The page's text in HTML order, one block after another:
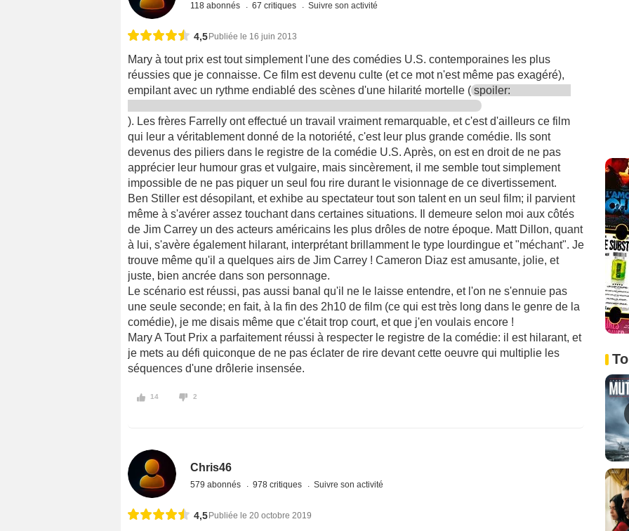
118 abonnés 67 critiques Suivre son activité
4,5 Publiée le 16 juin 2013
Mary à tout prix est tout simplement l'une des comédies U.S. contemporaines les plus
réussies que je connaisse. Ce film est devenu culte (et ce mot n'est même pas exagéré),
empilant avec un rythme endiablé des scènes d'une hilarité mortelle ( spoiler:
). Les frères Farrelly ont effectué un travail vraiment remarquable, et c'est d'ailleurs ce film
qui leur a véritablement donné de la notoriété, c'est leur plus grande comédie. Ils sont
devenus des piliers dans le registre de la comédie U.S. Après, on est en droit de ne pas
apprécier leur humour gras et vulgaire, mais sincèrement, il me semble tout simplement
impossible de ne pas piquer un seul fou rire durant le visionnage de ce divertissement.
Ben Stiller est désopilant, et exhibe au spectateur tout son talent en un seul film; il parvient
même à s'avérer assez touchant dans certaines situations. Il demeure selon moi aux côtés
de Jim Carrey un des acteurs américains les plus drôles de notre époque. Matt Dillon, quant
à lui, s'avère également hilarant, interprétant brillamment le type lourdingue et "méchant". Je
trouve même qu'il a quelques airs de Jim Carrey ! Cameron Diaz est amusante, jolie, et
juste, bien ancrée dans son personnage.
Le scénario est réussi, pas aussi banal qu'il ne le laisse entendre, et l'on ne s'ennuie pas
une seule seconde; en fait, à la fin des 2h10 de film (ce qui est très long dans le genre de la
comédie), je me disais même que c'était trop court, et que j'en voulais encore !
Mary A Tout Prix a parfaitement réussi à respecter le registre de la comédie: il est hilarant, et
je mets au défi quiconque de ne pas éclater de rire devant cette oeuvre qui multiplie les
séquences d'une drôlerie insensée.
14 2
Chris46
579 abonnés 978 critiques Suivre son activité
4,5Publiée le 20 octobre 2019